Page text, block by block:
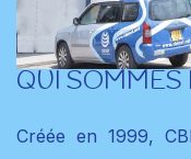
QUI SOMMES
Créée en 1999,